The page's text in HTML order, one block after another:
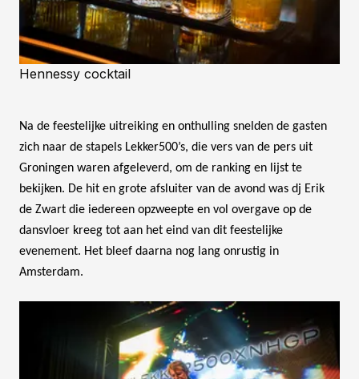
Hennessy cocktail
Na de feestelijke uitreiking en onthulling snelden de gasten
zich naar de stapels Lekker500’s, die vers van de pers uit
Groningen waren afgeleverd, om de ranking en lijst te
bekijken. De hit en grote afsluiter van de avond was dj Erik
de Zwart die iedereen opzweepte en vol overgave op de
dansvloer kreeg tot aan het eind van dit feestelijke
evenement. Het bleef daarna nog lang onrustig in
Amsterdam.